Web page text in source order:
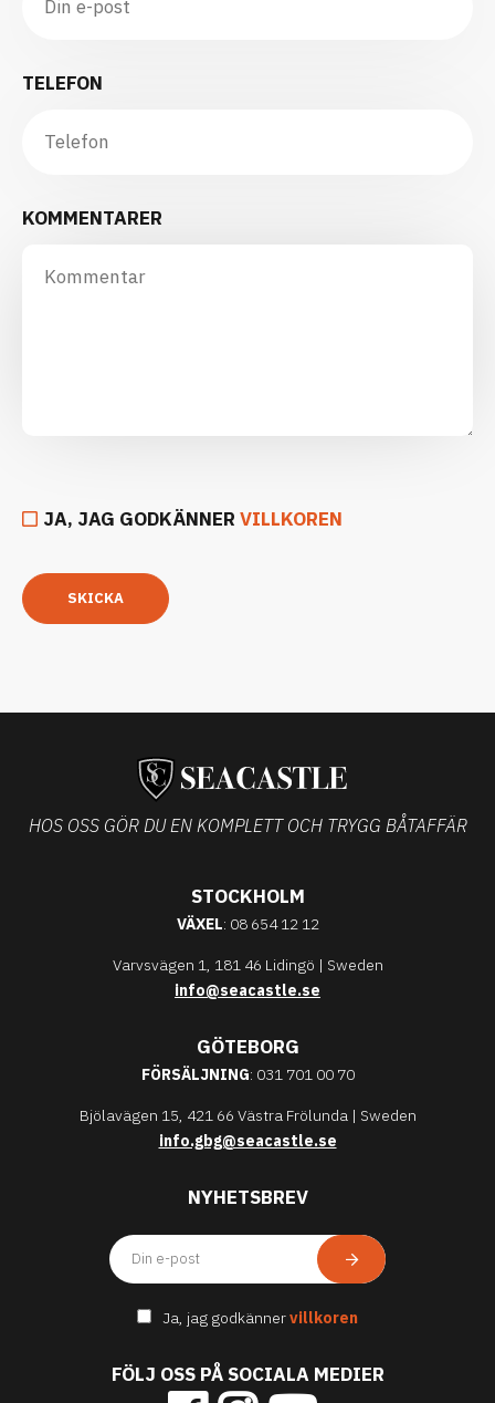
TELEFON
KOMMENTARER
JA, JAG GODKÄNNER VILLKOREN
SKICKA
HOS OSS GÖR DU EN KOMPLETT OCH TRYGG BÅTAFFÄR
STOCKHOLM
VÄXEL: 08 654 12 12
Varvsvägen 1, 181 46 Lidingö | Sweden
info@seacastle.se
GÖTEBORG
FÖRSÄLJNING: 031 701 00 70
Bjölavägen 15, 421 66 Västra Frölunda | Sweden
info.gbg@seacastle.se
NYHETSBREV
Ja, jag godkännervillkoren
FÖLJ OSS PÅ SOCIALA MEDIER